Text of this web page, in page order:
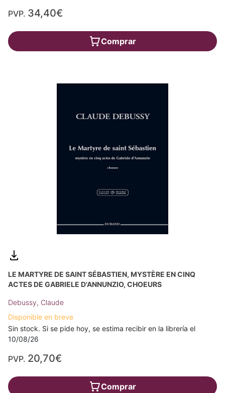
PVP. 34,40€
Comprar
LE MARTYRE DE SAINT SÉBASTIEN, MYSTÈRE EN CINQ
ACTES DE GABRIELE D'ANNUNZIO, CHOEURS
Debussy, Claude
Disponible en breve
Sin stock. Si se pide hoy, se estima recibir en la librería el
10/08/26
PVP. 20,70€
Comprar